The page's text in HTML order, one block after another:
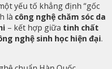
yếu tố khẳng định “gốc
là công nghệ chăm sóc da
– kết hợp giữa tinh chất
nghệ sinh học hiện đại.